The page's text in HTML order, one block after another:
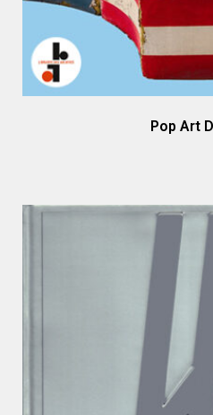
Pop Art